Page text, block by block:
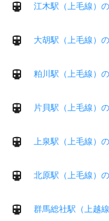
江木駅（上毛線）
大胡駅（上毛線）
粕川駅（上毛線）
片貝駅（上毛線）
上泉駅（上毛線）
北原駅（上毛線）
群馬総社駅（上越